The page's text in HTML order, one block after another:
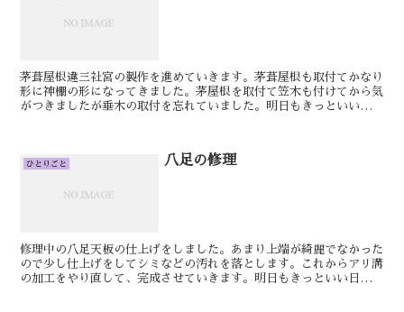
茅葺屋根違三社宮の製作を進めていきます。茅葺屋根も取付てかなり
形に神棚の形になってきました。茅屋根を取付て笠木も付けてから気
がつきましたが垂木の取付を忘れていました。明日もきっといい日で
ひとりごと 八足の修理
修理中の八足天板の仕上げをしました。あまり上端が綺麗でなかった
ので少し仕上げをしてシミなどの汚れを落とします。これからアリ溝
の加工をやり直して、完成させていきます。明日もきっといい日で